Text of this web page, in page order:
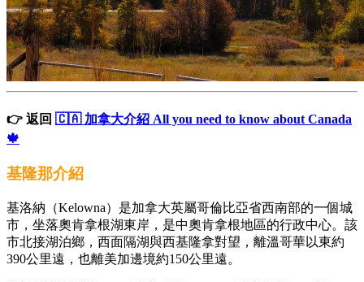
👉 返回 🇨🇦 加拿大介紹 All you need to know about Canada
🍁
基隆那介紹
基洛納（Kelowna）是加拿大英屬哥倫比亞省西南部的一個城
市，坐落奧肯拿根湖東岸，是中奧肯拿根地區的行政中心。該
市北接湖泊鄉，西面隔湖與西基隆拿對望，離溫哥華以東約
390公里遠，也離美加邊境約150公里遠。